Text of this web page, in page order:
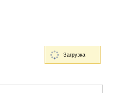
Загрузка